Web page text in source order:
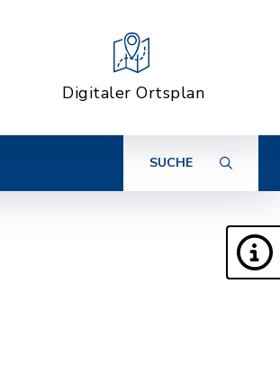
Digitaler Ortsplan
SUCHE